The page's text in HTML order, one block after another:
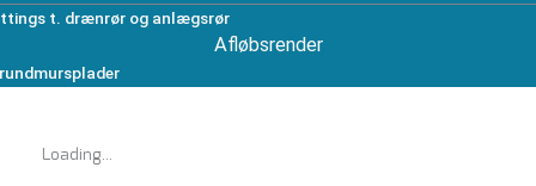
t. drænrør og anlægsrør
Afløbsrender
Loading...